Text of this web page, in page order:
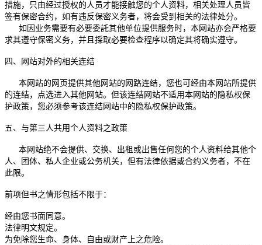
措施，只由经过授权的人员才能接触您的个人资料，相关处理人员皆
签有保密合约，如有违反保密义务者，将会受到相关的法律处分。
如因业务需要有必要委託其他单位提供服务时，本网站亦会严格要
求其遵守保密义务，并且採取必要检查程序以确定其将确实遵守。
四、网站对外的相关连结
本网站的网页提供其他网站的网路连结，您也可经由本网站所提供
的连结，点选进入其他网站。但该连结网站不适用本网站的隐私权保
护政策，您必须参考该连结网站中的隐私权保护政策。
五、与第三人共用个人资料之政策
本网站绝不会提供、交换、出租或出售任何您的个人资料给其他个
人、团体、私人企业或公务机关，但有法律依据或合约义务者，不在
此限。
前项但书之情形包括不限于：
经由您书面同意。
法律明文规定。
为免除您生命、身体、自由或财产上之危险。